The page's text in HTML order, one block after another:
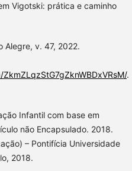
Vigotski: prática e caminho
Alegre, v. 47, 2022.
.
Infantil com base em
não Encapsulado. 2018.
– Pontifícia Universidade
2018.